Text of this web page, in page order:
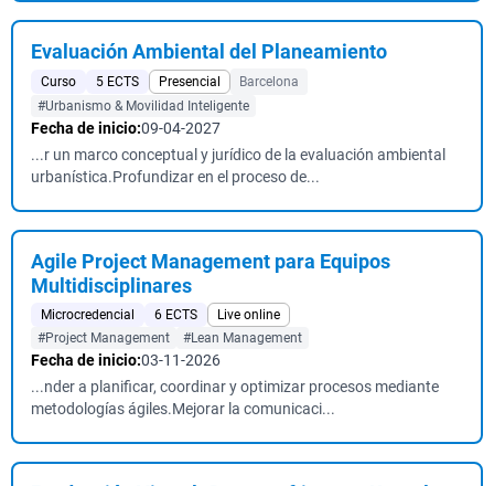
Evaluación Ambiental del Planeamiento
Curso 5 ECTS Presencial
Barcelona
#Urbanismo & Movilidad Inteligente
Fecha de inicio:09-04-2027
...r un marco conceptual y jurídico de la evaluación ambiental
urbanística.Profundizar en el proceso de...
Agile Project Management para Equipos
Multidisciplinares
Microcredencial 6 ECTS
Live online
#Project Management
#Lean Management
Fecha de inicio:03-11-2026
...nder a planificar, coordinar y optimizar procesos mediante
metodologías ágiles.Mejorar la comunicaci...